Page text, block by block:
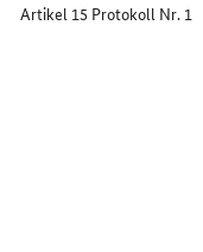
Artikel 15 Protokoll Nr. 1